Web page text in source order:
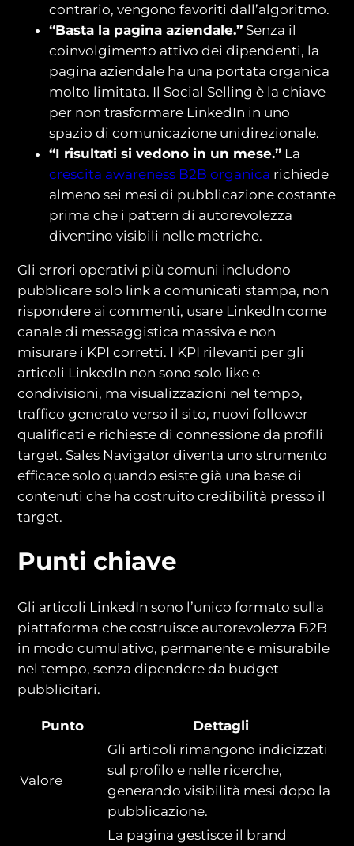
contrario, vengono favoriti dall’algoritmo.
“Basta la pagina aziendale.” Senza il
coinvolgimento attivo dei dipendenti, la
pagina aziendale ha una portata organica
molto limitata. Il Social Selling è la chiave
per non trasformare LinkedIn in uno
spazio di comunicazione unidirezionale.
“I risultati si vedono in un mese.” La
crescita awareness B2B organica richiede
almeno sei mesi di pubblicazione costante
prima che i pattern di autorevolezza
diventino visibili nelle metriche.
Gli errori operativi più comuni includono
pubblicare solo link a comunicati stampa, non
rispondere ai commenti, usare LinkedIn come
canale di messaggistica massiva e non
misurare i KPI corretti. I KPI rilevanti per gli
articoli LinkedIn non sono solo like e
condivisioni, ma visualizzazioni nel tempo,
traffico generato verso il sito, nuovi follower
qualificati e richieste di connessione da profili
target. Sales Navigator diventa uno strumento
efficace solo quando esiste già una base di
contenuti che ha costruito credibilità presso il
target.
Punti chiave
Gli articoli LinkedIn sono l’unico formato sulla
piattaforma che costruisce autorevolezza B2B
in modo cumulativo, permanente e misurabile
nel tempo, senza dipendere da budget
pubblicitari.
Punto Dettagli
Valore
Gli articoli rimangono indicizzati
sul profilo e nelle ricerche,
generando visibilità mesi dopo la
pubblicazione.
La pagina gestisce il brand